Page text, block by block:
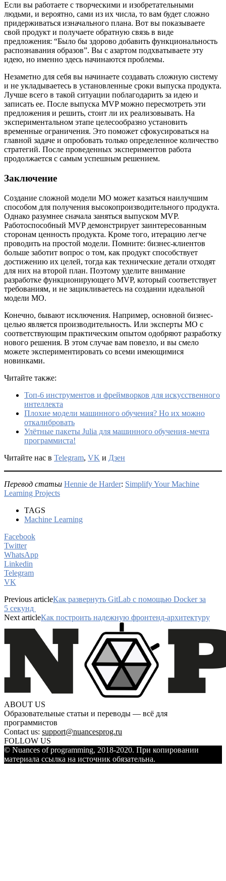
Если вы работаете с творческими и изобретательными
людьми, и вероятно, сами из их числа, то вам будет сложно
придерживаться изначального плана. Вот вы показываете
свой продукт и получаете обратную связь в виде
предложения: “Было бы здорово добавить функциональность
распознавания образов”. Вы с азартом подхватываете эту
идею, но именно здесь начинаются проблемы.
Незаметно для себя вы начинаете создавать сложную систему
и не укладываетесь в установленные сроки выпуска продукта.
Лучше всего в такой ситуации поблагодарить за идею и
записать ее. После выпуска MVP можно пересмотреть эти
предложения и решить, стоит ли их реализовывать. На
экспериментальном этапе целесообразно установить
временные ограничения. Это поможет сфокусироваться на
главной задаче и опробовать только определенное количество
стратегий. После проведенных экспериментов работа
продолжается с самым успешным решением.
Заключение
Создание сложной модели МО может казаться наилучшим
способом для получения высокопроизводительного продукта.
Однако разумнее сначала заняться выпуском MVP.
Работоспособный MVP демонстрирует заинтересованным
сторонам ценность продукта. Кроме того, итерацию легче
проводить на простой модели. Помните: бизнес-клиентов
больше заботит вопрос о том, как продукт способствует
достижению их целей, тогда как технические детали отходят
для них на второй план. Поэтому уделите внимание
разработке функционирующего MVP, который соответствует
требованиям, и не зацикливаетесь на создании идеальной
модели МО.
Конечно, бывают исключения. Например, основной бизнес-
целью является производительность. Или эксперты МО с
соответствующим практическим опытом одобряют разработку
нового решения. В этом случае вам повезло, и вы смело
можете экспериментировать со всеми имеющимися
новинками.
Читайте также:
Топ-6 инструментов и фреймворков для искусственного
интеллекта
Плохие модели машинного обучения? Но их можно
откалибровать
Улётные пакеты Julia для машинного обучения - мечта
программиста!
Читайте нас в Telegram, VK и Дзен
Перевод статьи Hennie de Harder: Simplify Your Machine
Learning Projects
TAGS
Machine Learning
Facebook
Twitter
WhatsApp
Linkedin
Telegram
VK
Previous articleКак развернуть GitLab с помощью Docker за
5 секунд
Next articleКак построить надежную фронтенд-архитектуру
ABOUT US
Образовательные статьи и переводы — всё для
программистов
Contact us: support@nuancesprog.ru
FOLLOW US
© Nuances of programming, 2018-2020. При копировании
материала ссылка на источник обязательна.